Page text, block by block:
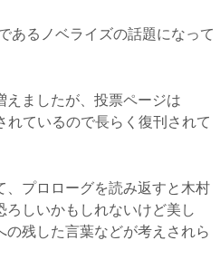
あるノベライズの話題になって
ましたが、投票ページは
ているので長らく復刊されて
、プロローグを読み返すと木村
しいかもしれないけど美し
残した言葉などが考えされら